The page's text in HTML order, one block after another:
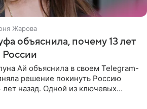
Жарова
объяснила, почему 13 лет
России
Ай объяснила в своем Telegram-
решение покинуть Россию
лет назад. Одной из ключевых